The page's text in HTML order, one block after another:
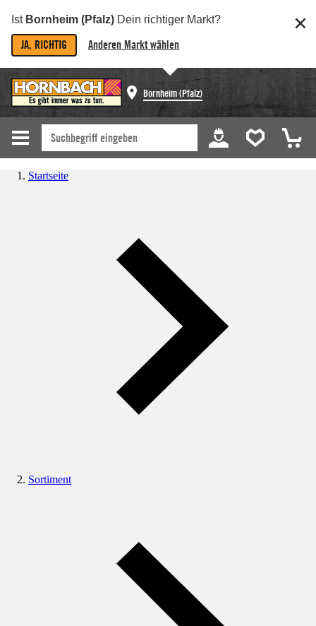
Ist Bornheim (Pfalz) Dein richtiger Markt?
JA, RICHTIG Anderen Markt wählen
Bornheim (Pfalz)
Startseite
Sortiment